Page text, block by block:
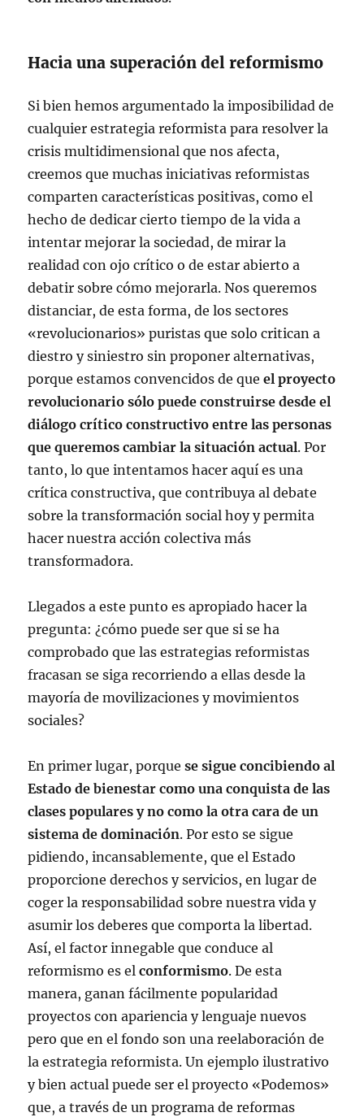
Hacia una superación del reformismo
Si bien hemos argumentado la imposibilidad de
cualquier estrategia reformista para resolver la
crisis multidimensional que nos afecta,
creemos que muchas iniciativas reformistas
comparten características positivas, como el
hecho de dedicar cierto tiempo de la vida a
intentar mejorar la sociedad, de mirar la
realidad con ojo crítico o de estar abierto a
debatir sobre cómo mejorarla. Nos queremos
distanciar, de esta forma, de los sectores
«revolucionarios» puristas que solo critican a
diestro y siniestro sin proponer alternativas,
porque estamos convencidos de queel proyecto
revolucionario sólo puede construirse desde el
diálogo crítico constructivo entre las personas
que queremos cambiar la situación actual. Por
tanto, lo que intentamos hacer aquí es una
crítica constructiva, que contribuya al debate
sobre la transformación social hoy y permita
hacer nuestra acción colectiva más
transformadora.
Llegados a este punto es apropiado hacer la
pregunta: ¿cómo puede ser que si se ha
comprobado que las estrategias reformistas
fracasan se siga recorriendo a ellas desde la
mayoría de movilizaciones y movimientos
sociales?
En primer lugar, porquese sigue concibiendo al
Estado de bienestar como una conquista de las
clases populares y no como la otra cara de un
sistema de dominación. Por esto se sigue
pidiendo, incansablemente, que el Estado
proporcione derechos y servicios, en lugar de
coger la responsabilidad sobre nuestra vida y
asumir los deberes que comporta la libertad.
Así, el factor innegable que conduce al
reformismo es elconformismo. De esta
manera, ganan fácilmente popularidad
proyectos con apariencia y lenguaje nuevos
pero que en el fondo son una reelaboración de
la estrategia reformista. Un ejemplo ilustrativo
y bien actual puede ser el proyecto «Podemos»
que, a través de un programa de reformas